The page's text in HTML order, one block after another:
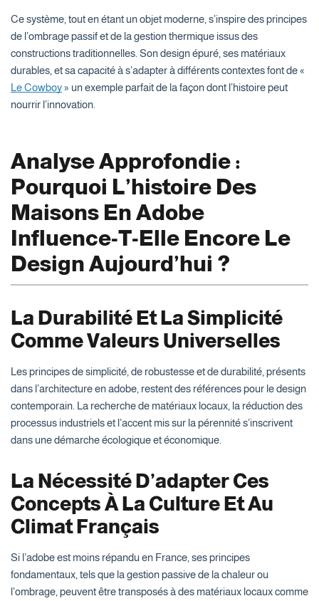
Ce système, tout en étant un objet moderne, s’inspire des principes
de l’ombrage passif et de la gestion thermique issus des
constructions traditionnelles. Son design épuré, ses matériaux
durables, et sa capacité à s’adapter à différents contextes font de «
Le Cowboy» un exemple parfait de la façon dont l’histoire peut
nourrir l’innovation.
Analyse Approfondie :
Pourquoi L’histoire Des
Maisons En Adobe
Influence-T-Elle Encore Le
Design Aujourd’hui ?
La Durabilité Et La Simplicité
Comme Valeurs Universelles
Les principes de simplicité, de robustesse et de durabilité, présents
dans l’architecture en adobe, restent des références pour le design
contemporain. La recherche de matériaux locaux, la réduction des
processus industriels et l’accent mis sur la pérennité s’inscrivent
dans une démarche écologique et économique.
La Nécessité D’adapter Ces
Concepts À La Culture Et Au
Climat Français
Si l’adobe est moins répandu en France, ses principes
fondamentaux, tels que la gestion passive de la chaleur ou
l’ombrage, peuvent être transposés à des matériaux locaux comme